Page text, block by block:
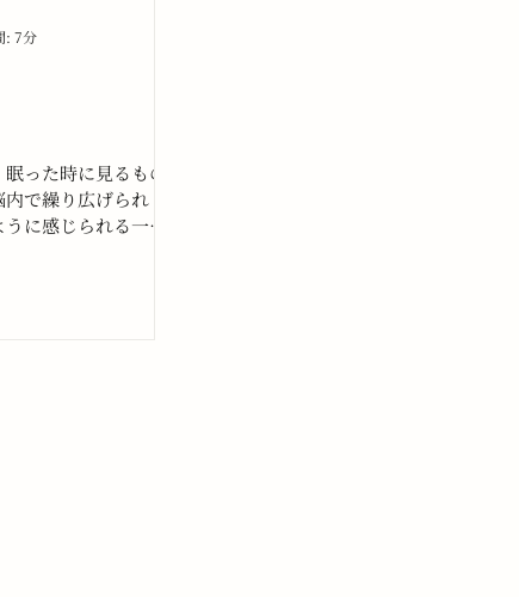
った時に見るもの
で繰り広げられ
に感じられる一連
: 7分